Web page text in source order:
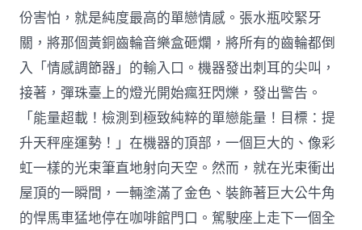
份害怕，就是純度最高的單戀情感。張水瓶咬緊牙
關，將那個黃銅齒輪音樂盒砸爛，將所有的齒輪都倒
入「情感調節器」的輸入口。機器發出刺耳的尖叫，
接著，彈珠臺上的燈光開始瘋狂閃爍，發出警告。
「能量超載！檢測到極致純粹的單戀能量！目標：提
升天秤座運勢！」在機器的頂部，一個巨大的、像彩
虹一樣的光束筆直地射向天空。然而，就在光束衝出
屋頂的一瞬間，一輛塗滿了金色、裝飾著巨大公牛角
的悍馬車猛地停在咖啡館門口。駕駛座上走下一個全